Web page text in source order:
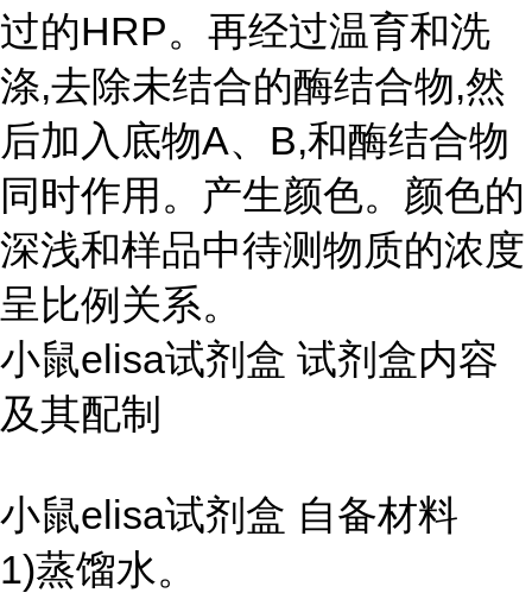
过的HRP。再经过温育和洗
涤,去除未结合的酶结合物,然
后加入底物A、B,和酶结合物
同时作用。产生颜色。颜色的
深浅和样品中待测物质的浓度
呈比例关系。
小鼠elisa试剂盒 试剂盒内容
及其配制
小鼠elisa试剂盒 自备材料
1)蒸馏水。